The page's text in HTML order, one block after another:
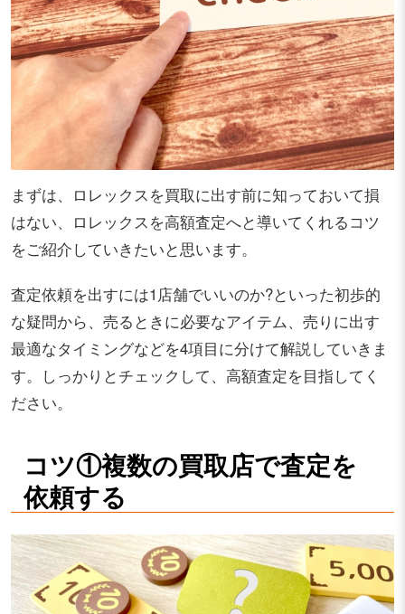
まずは、ロレックスを買取に出す前に知っておいて損
はない、ロレックスを高額査定へと導いてくれるコツ
をご紹介していきたいと思います。
査定依頼を出すには1店舗でいいのか?といった初歩的
な疑問から、売るときに必要なアイテム、売りに出す
最適なタイミングなどを4項目に分けて解説していきま
す。しっかりとチェックして、高額査定を目指してく
ださい。
コツ①複数の買取店で査定を
依頼する